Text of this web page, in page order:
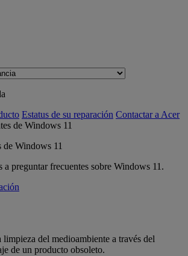
Estatus de su reparación Contactar a Acer
de Windows 11
a preguntar frecuentes sobre Windows 11.
limpieza del medioambiente a través del
de un producto obsoleto.